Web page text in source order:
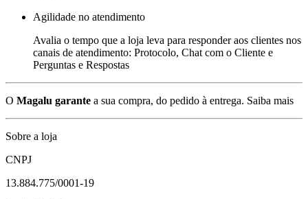
Agilidade no atendimento
Avalia o tempo que a loja leva para responder aos clientes nos
canais de atendimento: Protocolo, Chat com o Cliente e
Perguntas e Respostas
O Magalu garante a sua compra, do pedido à entrega. Saiba mais
Sobre a loja
CNPJ
13.884.775/0001-19